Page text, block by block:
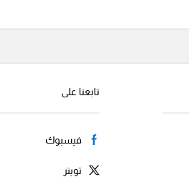
تابعنا على
فيسبوك
تويتر